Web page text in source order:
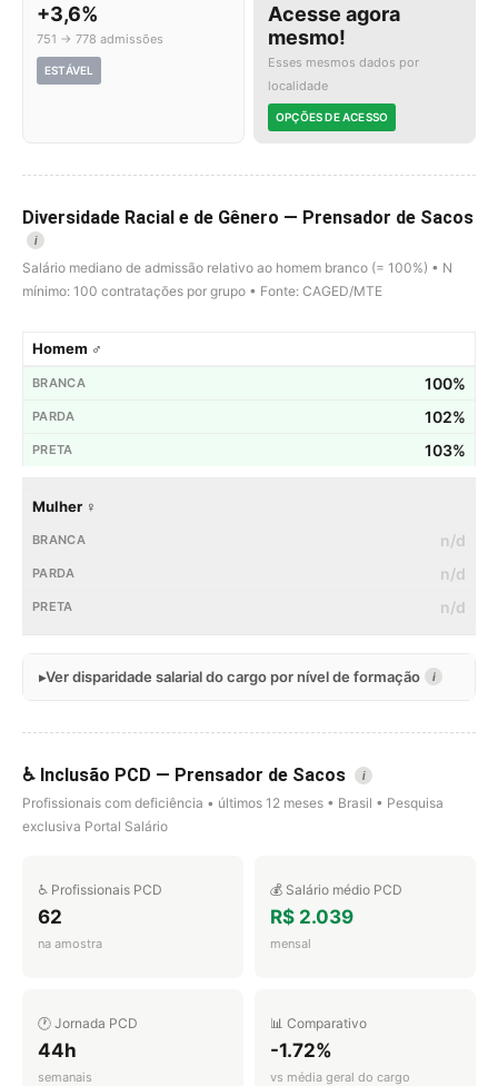
+3,6%
751 → 778 admissões
ESTÁVEL
Acesse agora
mesmo!
Esses mesmos dados por
localidade
OPÇÕES DE ACESSO
Diversidade Racial e de Gênero — Prensador de Sacos
i
Salário mediano de admissão relativo ao homem branco (= 100%) • N
mínimo: 100 contratações por grupo • Fonte: CAGED/MTE
Homem ♂
100%
102%
103%
Mulher ♀
n/d
n/d
n/d
Ver disparidade salarial do cargo por nível de formação i
♿ Inclusão PCD — Prensador de Sacos i
Profissionais com deficiência • últimos 12 meses • Brasil • Pesquisa
exclusiva Portal Salário
♿ Profissionais PCD
62
na amostra
💰 Salário médio PCD
R$ 2.039
mensal
🕐 Jornada PCD
44h
semanais
📊 Comparativo
-1.72%
vs média geral do cargo